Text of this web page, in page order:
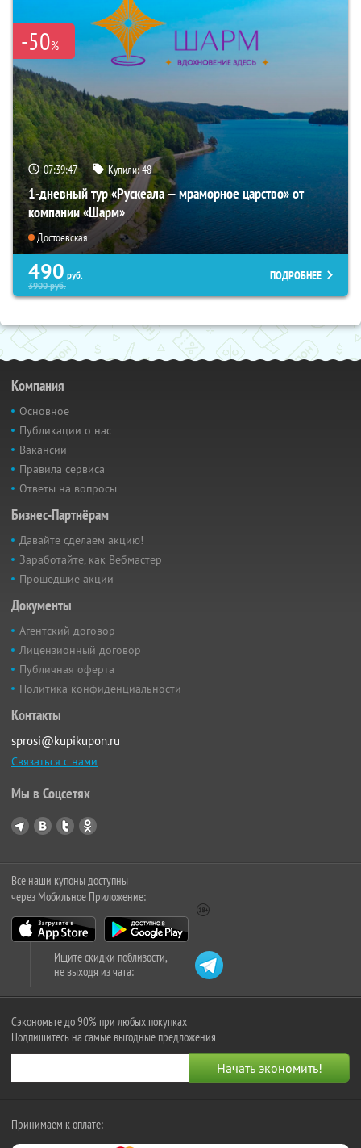
-50%
07:39:45 Купили:48
1-дневный тур «Рускеала — мраморное царство» от
компании «Шарм»
Достоевская
490 руб.
3900руб.
ПОДРОБНЕЕ
Компания
Основное
Публикации о нас
Вакансии
Правила сервиса
Ответы на вопросы
Бизнес-Партнёрам
Давайте сделаем акцию!
Заработайте, как Вебмастер
Прошедшие акции
Документы
Агентский договор
Лицензионный договор
Публичная оферта
Политика конфиденциальности
Контакты
sprosi@kupikupon.ru
Связаться с нами
Мы в Соцсетях
Все наши купоны доступны
через Мобильное Приложение:
Ищите скидки поблизости,
не выходя из чата:
Сэкономьте до 90% при любых покупках
Подпишитесь на самые выгодные предложения
Принимаем к оплате: